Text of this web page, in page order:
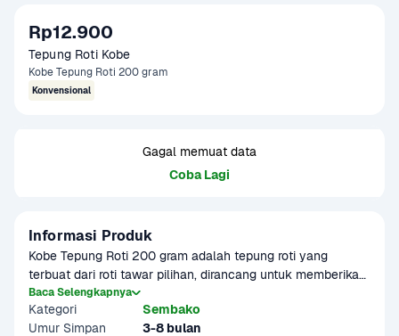
Rp12.900
Tepung Roti Kobe
Kobe Tepung Roti 200 gram
Konvensional
Gagal memuat data
Coba Lagi
Informasi Produk
Kobe Tepung Roti 200 gram adalah tepung roti yang
terbuat dari roti tawar pilihan, dirancang untuk memberikan
tekstur renyah pada berbagai hidangan gorengan. Butiran
tepung ini mudah menempel pada permukaan makanan
dan tidak menyerap banyak minyak saat digoreng,
Baca Selengkapnya
Kategori
Sembako
Umur Simpan
3-8 bulan